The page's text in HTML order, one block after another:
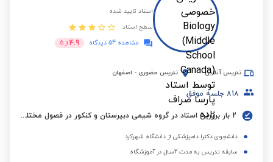
استاد تایید شده
سطح استاد:
مشاهده 54 دیدگاه
4.9 از 5
تدریس آنلاین تدریس حضوری - اصفهان
818 جلسه موفق
2 بار برترین استاد در گروه شیمی دبیرستان و کنکور در فصول مختلف
دانشجوی دکترا دامپزشکی از دانشگاه شهرکرد
سابقه تدریس به مدت 2سال در آموزشگاه